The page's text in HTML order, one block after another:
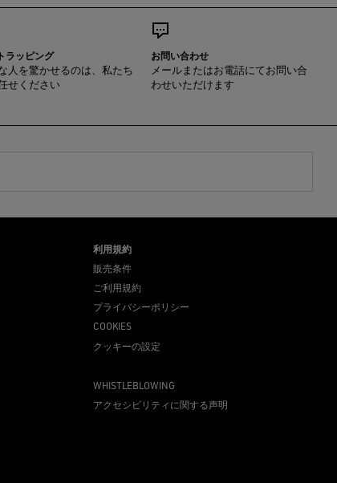
ラッピング
人を驚かせるのは、私たち
せください
お問い合わせ
メールまたはお電話にてお問い合
わせいただけます
利用規約
販売条件
ご利用規約
プライバシーポリシー
COOKIES
クッキーの設定
WHISTLEBLOWING
アクセシビリティに関する声明